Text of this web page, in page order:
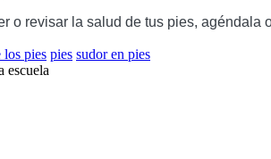
o revisar la salud de tus pies, agéndala
los pies pies sudor en pies
escuela